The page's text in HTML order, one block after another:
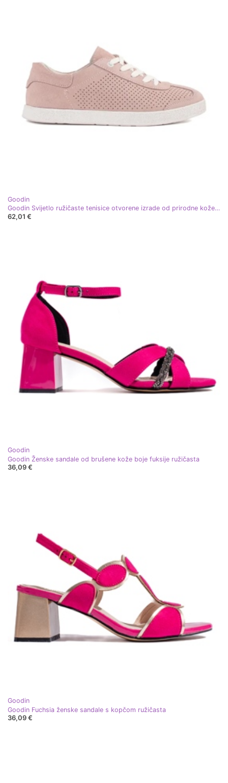
Goodin
Goodin Svijetlo ružičaste tenisice otvorene izrade od prirodne kože ružičasta
62,01 €
Goodin
Goodin Ženske sandale od brušene kože boje fuksije ružičasta
36,09 €
Goodin
Goodin Fuchsia ženske sandale s kopčom ružičasta
36,09 €